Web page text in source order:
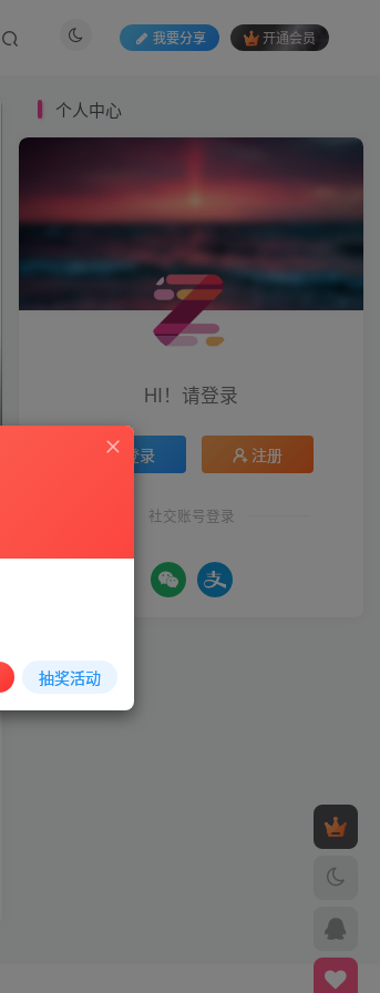
我要分享 开通会员
个人中心
HI！请登录
登录 注册
社交账号登录
抽奖活动